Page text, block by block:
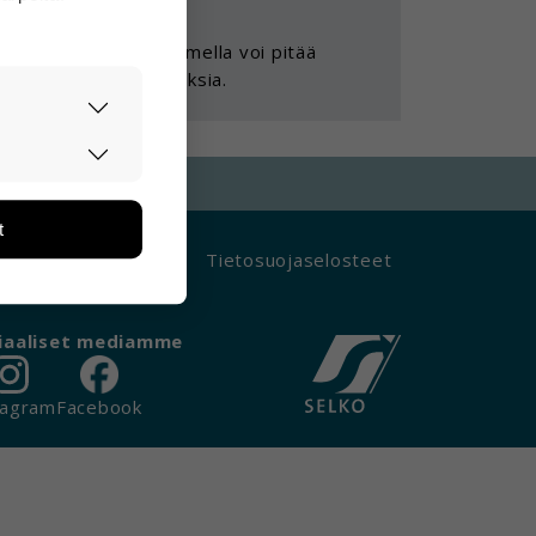
tukea ja sen istuimella voi pitää
vaikkapa ostoksia.
Tietosuojaselosteet
mediamme
Facebook
ja
ja miten
tietoja